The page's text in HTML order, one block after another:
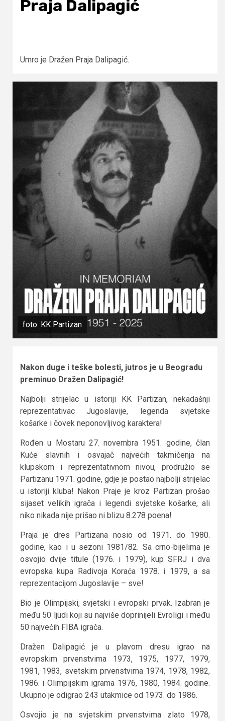
Praja Dalipagić
Umro je Dražen Praja Dalipagić.
foto: KK Partizan
Nakon duge i teške bolesti, jutros je u Beogradu
preminuo Dražen Dalipagić!
Najbolji strijelac u istoriji KK Partizan, nekadašnji
reprezentativac Jugoslavije, legenda svjetske
košarke i čovek neponovljivog karaktera!
Rođen u Mostaru 27. novembra 1951. godine, član
Kuće slavnih i osvajač najvećih takmičenja na
klupskom i reprezentativnom nivou, prodružio se
Partizanu 1971. godine, gdje je postao najbolji strijelac
u istoriji kluba! Nakon Praje je kroz Partizan prošao
sijaset velikih igrača i legendi svjetske košarke, ali
niko nikada nije prišao ni blizu 8.278 poena!
Praja je dres Partizana nosio od 1971. do 1980.
godine, kao i u sezoni 1981/82. Sa crno-bijelima je
osvojio dvije titule (1976. i 1979), kup SFRJ i dva
evropska kupa Radivoja Koraća 1978. i 1979, a sa
reprezentacijom Jugoslavije – sve!
Bio je Olimpijski, svjetski i evropski prvak. Izabran je
među 50 ljudi koji su najviše doprinijeli Evroligi i među
50 najvećih FIBA igrača.
Dražen Dalipagić je u plavom dresu igrao na
evropskim prvenstvima 1973, 1975, 1977, 1979,
1981, 1983, svetskim prvenstvima 1974, 1978, 1982,
1986. i Olimpijskim igrama 1976, 1980, 1984. godine.
Ukupno je odigrao 243 utakmice od 1973. do 1986.
Osvojio je na svjetskim prvenstvima zlato 1978,